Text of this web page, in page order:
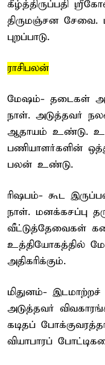
கீழ்த்திருப்பதி
திருமஞ்சன
புறப்பாடு.
ராசிபலன்
மேஷம்- தடைகள்
நாள். அடுத்தவர்
ஆதாயம் உண்டு.
பணியாளர்களின்
பலன் உண்டு.
ரிஷபம்- கூட
நாள். மனக்கசப்பு
வீட்டுத்தேவைகள்
உத்தியோகத்தில்
அதிகரிக்கும்.
மிதுனம்-
அடுத்தவர்
கடிதப்
வியாபாரப்